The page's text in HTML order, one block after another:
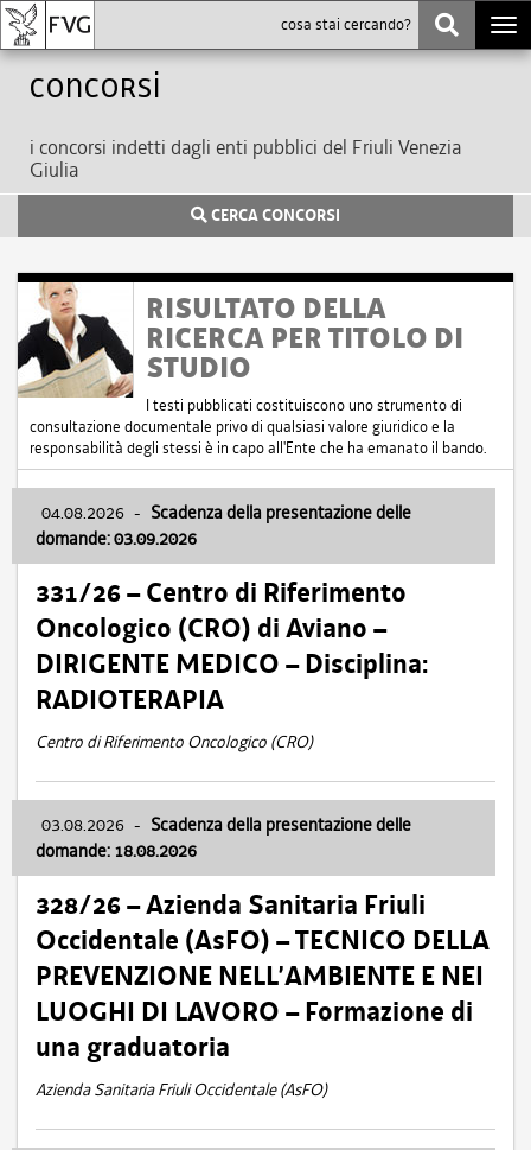
Concorsi
i concorsi indetti dagli enti pubblici del Friuli Venezia
Giulia
CERCA CONCORSI
RISULTATO DELLA
RICERCA PER TITOLO DI
STUDIO
I testi pubblicati costituiscono uno strumento di
consultazione documentale privo di qualsiasi valore giuridico e la
responsabilità degli stessi è in capo all'Ente che ha emanato il bando.
04.08.2026 - Scadenza della presentazione delle
domande: 03.09.2026
331/26 – Centro di Riferimento
Oncologico (CRO) di Aviano –
DIRIGENTE MEDICO – Disciplina:
RADIOTERAPIA
Centro di Riferimento Oncologico (CRO)
03.08.2026 - Scadenza della presentazione delle
domande: 18.08.2026
328/26 – Azienda Sanitaria Friuli
Occidentale (AsFO) – TECNICO DELLA
PREVENZIONE NELL’AMBIENTE E NEI
LUOGHI DI LAVORO – Formazione di
una graduatoria
Azienda Sanitaria Friuli Occidentale (AsFO)